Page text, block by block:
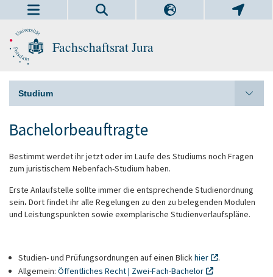
Fachschaftsrat Jura
Studium
Bachelorbeauftragte
Bestimmt werdet ihr jetzt oder im Laufe des Studiums noch Fragen
zum juristischem Nebenfach-Studium haben.
Erste Anlaufstelle sollte immer die entsprechende Studienordnung
sein. Dort findet ihr alle Regelungen zu den zu belegenden Modulen
und Leistungspunkten sowie exemplarische Studienverlaufspläne.
Studien- und Prüfungsordnungen auf einen Blickhier
.
Allgemein: Öffentliches Recht | Zwei-Fach-Bachelor